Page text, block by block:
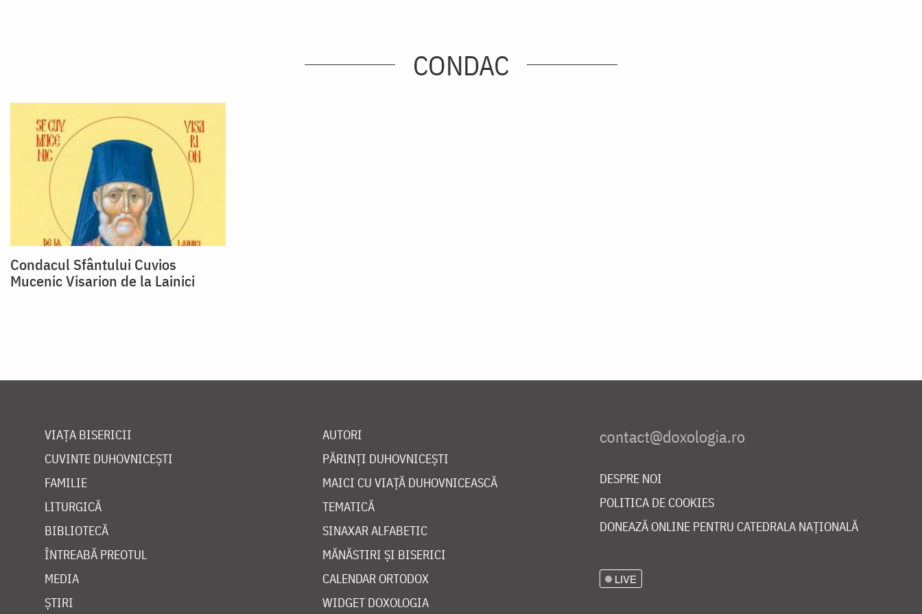
CONDAC
Condacul Sfântului Cuvios
Mucenic Visarion de la Lainici
VIAȚA BISERICII
CUVINTE DUHOVNICEȘTI
FAMILIE
LITURGICĂ
BIBLIOTECĂ
ÎNTREABĂ PREOTUL
MEDIA
ȘTIRI
AUTORI
PĂRINȚI DUHOVNICEȘTI
MAICI CU VIAȚĂ DUHOVNICEASCĂ
TEMATICĂ
SINAXAR ALFABETIC
MĂNĂSTIRI ȘI BISERICI
CALENDAR ORTODOX
WIDGET DOXOLOGIA
DESPRE NOI
POLITICA DE COOKIES
DONEAZĂ ONLINE PENTRU CATEDRALA NAȚIONALĂ
LIVE